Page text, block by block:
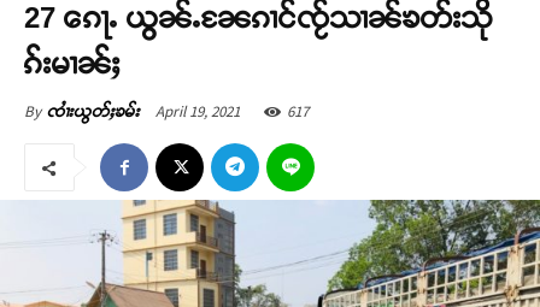
27 ၵေႃႉ ယွၼ်ႉၼႄၵၢင်ၸႂ်သၢၼ်ၶတ်းသို
ၵ်းမၢၼ်ႈ
By ၸၢႆးယွတ်ႈၶမ်း April 19, 2021 617